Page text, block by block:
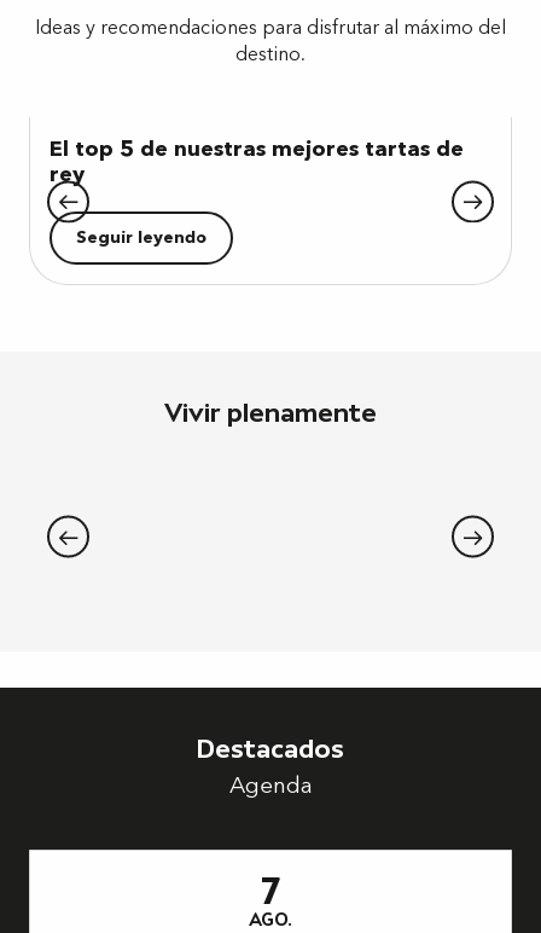
Ideas y recomendaciones para disfrutar al máximo del
destino.
El top 5 de nuestras mejores tartas de
rey
Seguir leyendo
Vivir plenamente
Destacados
Agenda
7
AGO.